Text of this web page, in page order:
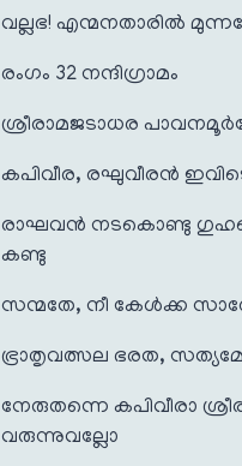
വല്ലഭ! എന്മനതാരിൽ
രംഗം 32 നന്ദിഗ്രാമം
ശ്രീരാമജടാധര
കപിവീര, രഘുവീരൻ
രാഘവൻ നടകൊണ്ടു
കണ്ടു
സന്മതേ, നീ കേൾക്ക
ഭ്രാതൃവത്സല ഭരത,
നേരുതന്നെ കപിവീരാ
വരുന്നുവല്ലോ